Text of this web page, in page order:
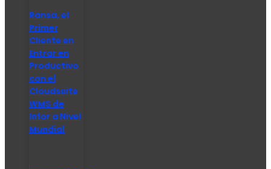
Ransa, el
Primer
Cliente en
Entrar en
Productivo
con el
Cloudsuite
WMS de
Infor a Nivel
Mundial